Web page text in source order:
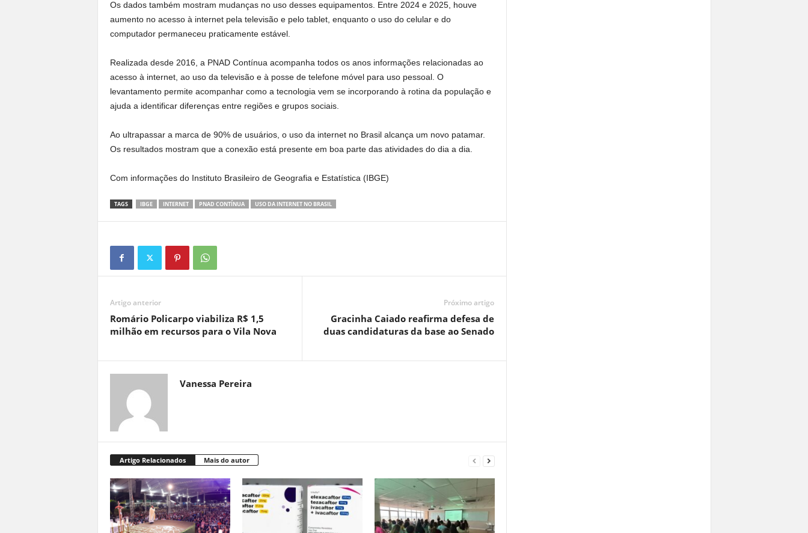
Os dados também mostram mudanças no uso desses equipamentos. Entre 2024 e 2025, houve
aumento no acesso à internet pela televisão e pelo tablet, enquanto o uso do celular e do
computador permaneceu praticamente estável.
Realizada desde 2016, a PNAD Contínua acompanha todos os anos informações relacionadas ao
acesso à internet, ao uso da televisão e à posse de telefone móvel para uso pessoal. O
levantamento permite acompanhar como a tecnologia vem se incorporando à rotina da população e
ajuda a identificar diferenças entre regiões e grupos sociais.
Ao ultrapassar a marca de 90% de usuários, o uso da internet no Brasil alcança um novo patamar.
Os resultados mostram que a conexão está presente em boa parte das atividades do dia a dia.
Com informações do Instituto Brasileiro de Geografia e Estatística (IBGE)
TAGS IBGE INTERNET PNAD CONTÍNUA USO DA INTERNET NO BRASIL
Artigo anterior
Romário Policarpo viabiliza R$ 1,5
milhão em recursos para o Vila Nova
Próximo artigo
Gracinha Caiado reafirma defesa de
duas candidaturas da base ao Senado
Vanessa Pereira
Artigo Relacionados Mais do autor